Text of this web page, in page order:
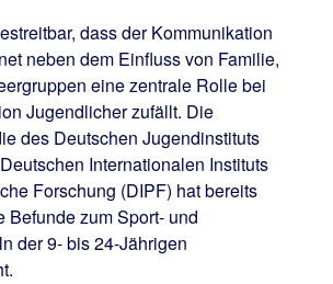
dass der Kommunikation
neben dem Einfluss von Familie,
eine zentrale Rolle bei
Jugendlicher zufällt. Die
des Deutschen Jugendinstituts
Internationalen Instituts
Forschung (DIPF) hat bereits
Befunde zum Sport- und
der 9- bis 24-Jährigen